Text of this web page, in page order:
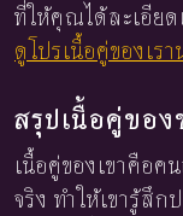
ที่ให้คุณได้ละเอีย
ดูโปรเนื้อคู่ของเรา
สรุปเนื้อคู่ขอ
เนื้อคู่ของเขาคือค
จริง ทำให้เขารู้สึ